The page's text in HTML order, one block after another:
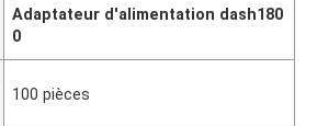
Adaptateur d'alimentation dash180
0
100 pièces